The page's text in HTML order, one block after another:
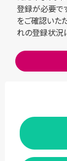
登録が必要で
をご確認いた
れの登録状況